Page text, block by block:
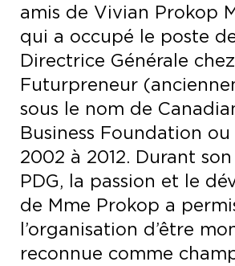
amis de Vivian Prokop
qui a occupé le poste
Directrice Générale chez
Futurpreneur
sous le nom de
Business Foundation
2002 à 2012. Durant
PDG, la passion et le
de Mme Prokop a
l’organisation d’être
reconnue comme